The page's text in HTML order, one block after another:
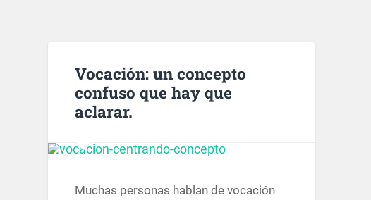
Vocación: un concepto
confuso que hay que
aclarar.
Muchas personas hablan de vocación